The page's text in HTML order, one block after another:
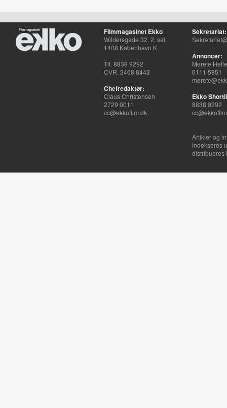
Filmmagasinet Ekko
Wildersgade 32, 2. sal
1408 København K
Tlf. 8838 9292
CVR. 3468 8443
Chefredaktør:
Claus Christensen
2729 0011
cc@ekkofilm.dk
Sekretariat:
Annoncer:
Merete
6111 5851
Ekko
8838 9292
Artikler og
indekseres
distribueres